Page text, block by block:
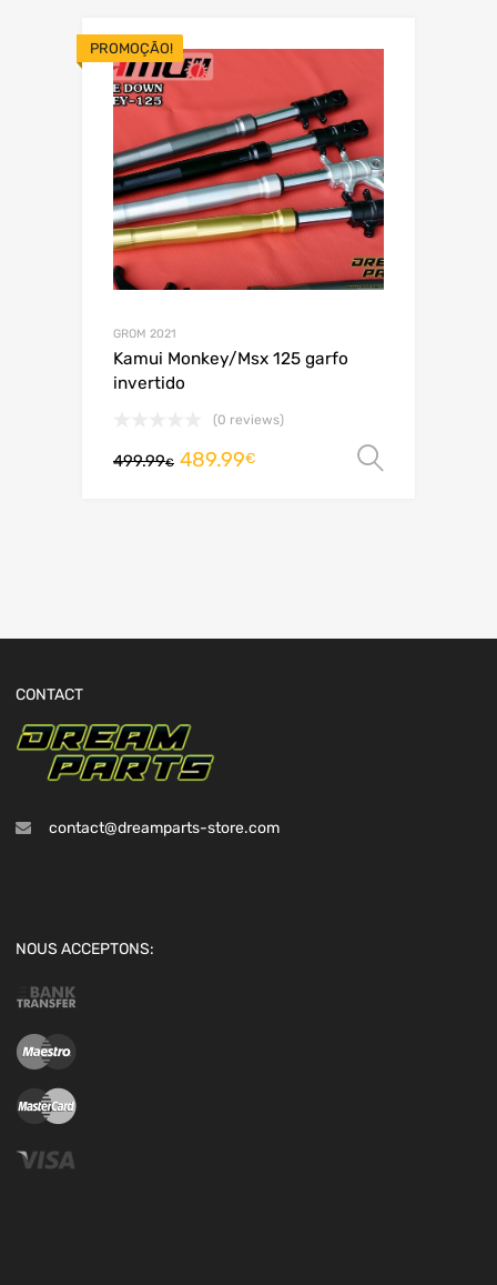
PROMOÇÃO!
GROM 2021
Kamui Monkey/Msx 125 garfo
invertido
(0 reviews)
499.99€ 489.99€
CONTACT
contact@dreamparts-store.com
NOUS ACCEPTONS: